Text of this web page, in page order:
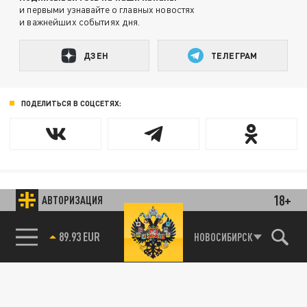
АВТОРИЗАЦИЯ 18+
89.93 EUR
85.64 BRENT НОВОСИБИРСК
и первыми узнавайте о главных новостях
и важнейших событиях дня.
ДЗЕН ТЕЛЕГРАМ
ПОДЕЛИТЬСЯ В СОЦСЕТЯХ:
Новости smi2.ru